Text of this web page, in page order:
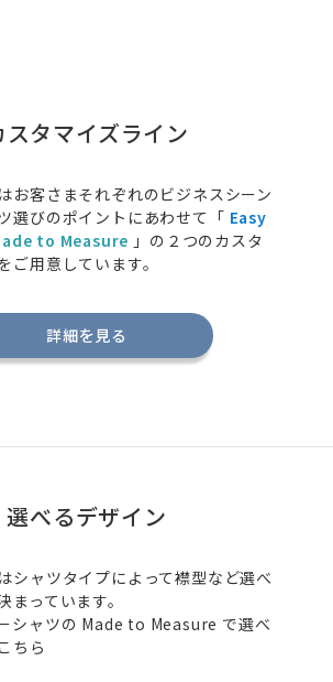
スタマイズライン
お客さまそれぞれのビジネスシーン
選びのポイントにあわせて「 Easy
to Measure 」の２つのカスタ
ご用意しています。
詳細を見る
選べるデザイン
シャツタイプによって襟型など選べ
まっています。
シャツの Made to Measure で選べ
ちら